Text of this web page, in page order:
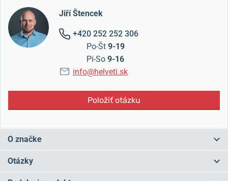
Jiří Štencek
+420 252 252 306
Po-Št 9-19
Pi-So 9-16
info@helveti.sk
Položiť otázku
O značke
Traser získal svetovú známosť najmä vďaka svojej
technológii
absolútnej tme
!
Osvetlenie Trigalight nepotrebuje batériu ani
Otázky